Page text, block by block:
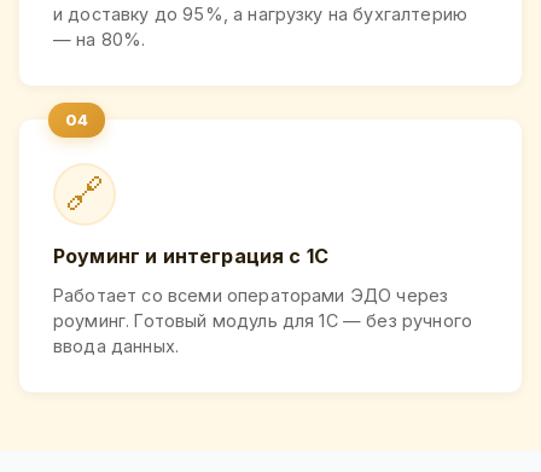
и доставку до 95%, а нагрузку на бухгалтерию
— на 80%.
🔗
Роуминг и интеграция с 1С
Работает со всеми операторами ЭДО через
роуминг. Готовый модуль для 1С — без ручного
ввода данных.